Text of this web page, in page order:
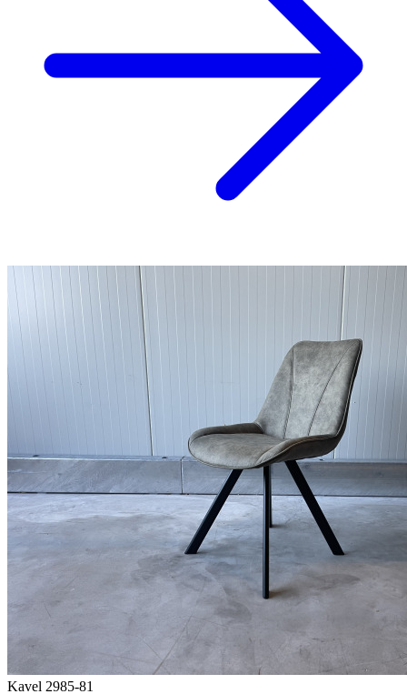
Kavel 2985-81